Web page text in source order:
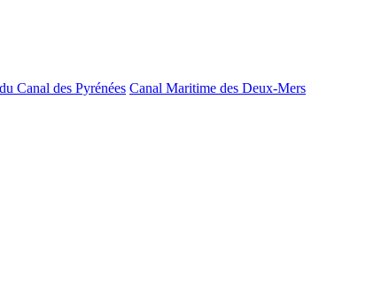
Canal des Pyrénées Canal Maritime des Deux-Mers